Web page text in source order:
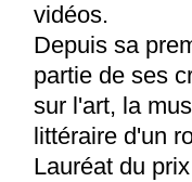
vidéos.
Depuis sa
partie de ses
sur l'art, la
littéraire d'un
Lauréat du